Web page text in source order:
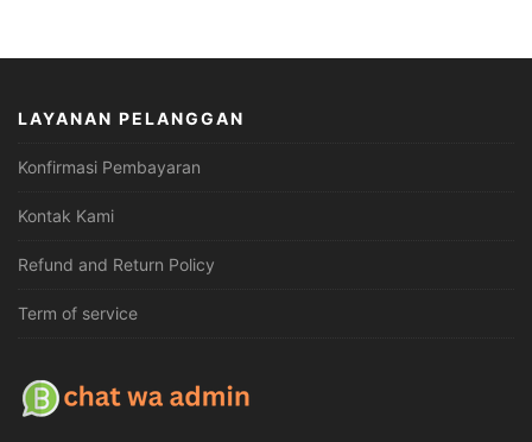
LAYANAN PELANGGAN
Konfirmasi Pembayaran
Kontak Kami
Refund and Return Policy
Term of service